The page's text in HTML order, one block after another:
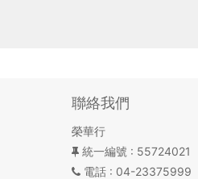
聯絡我們
榮華行
統一編號 : 55724021
電話: 04-23375999